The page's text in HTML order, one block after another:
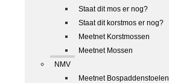
Staat dit mos er nog?
Staat dit korstmos er nog?
Meetnet Korstmossen
Meetnet Mossen
NMV
Meetnet Bospaddenstoelen